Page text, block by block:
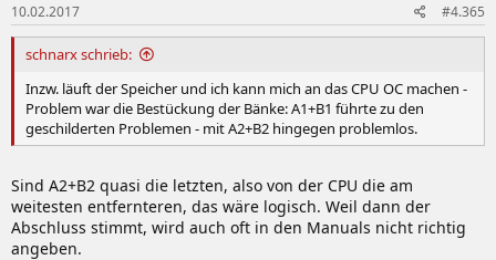
10.02.2017 #4.365
schnarx schrieb:
Inzw. läuft der Speicher und ich kann mich an das CPU OC machen -
Problem war die Bestückung der Bänke: A1+B1 führte zu den
geschilderten Problemen - mit A2+B2 hingegen problemlos.
Sind A2+B2 quasi die letzten, also von der CPU die am
weitesten entfernteren, das wäre logisch. Weil dann der
Abschluss stimmt, wird auch oft in den Manuals nicht richtig
angeben.